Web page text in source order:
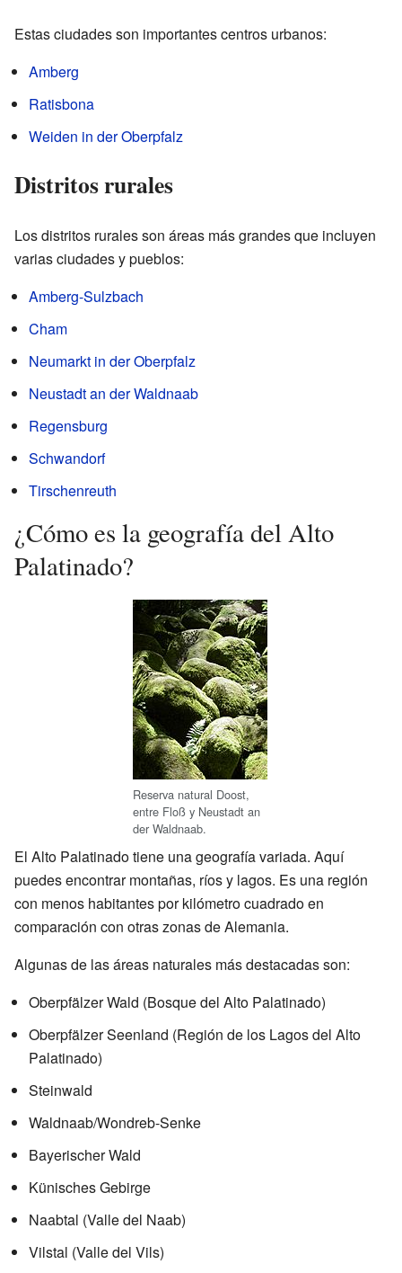
Estas ciudades son importantes centros urbanos:
Amberg
Ratisbona
Weiden in der Oberpfalz
Distritos rurales
Los distritos rurales son áreas más grandes que incluyen
varias ciudades y pueblos:
Amberg-Sulzbach
Cham
Neumarkt in der Oberpfalz
Neustadt an der Waldnaab
Regensburg
Schwandorf
Tirschenreuth
¿Cómo es la geografía del Alto
Palatinado?
Reserva natural Doost,
entre Floß y Neustadt an
der Waldnaab.
El Alto Palatinado tiene una geografía variada. Aquí
puedes encontrar montañas, ríos y lagos. Es una región
con menos habitantes por kilómetro cuadrado en
comparación con otras zonas de Alemania.
Algunas de las áreas naturales más destacadas son:
Oberpfälzer Wald (Bosque del Alto Palatinado)
Oberpfälzer Seenland (Región de los Lagos del Alto
Palatinado)
Steinwald
Waldnaab/Wondreb-Senke
Bayerischer Wald
Künisches Gebirge
Naabtal (Valle del Naab)
Vilstal (Valle del Vils)